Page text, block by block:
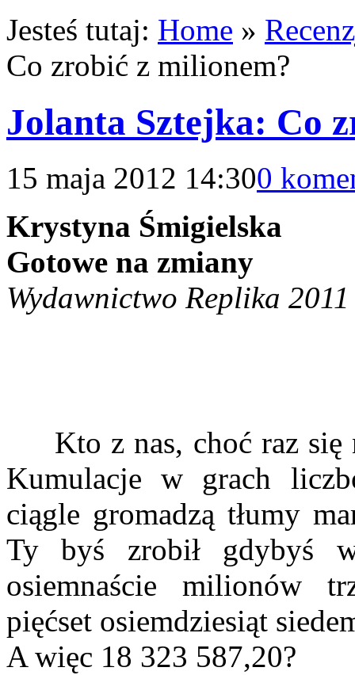
Jesteś tutaj: Home »
Co zrobić z milionem?
Jolanta Sztejka: Co
15 maja 2012 14:300
Krystyna Śmigielska
Gotowe na zmiany
Wydawnictwo Replika 2011
Kto z nas, choć raz się
Kumulacje w grach
ciągle gromadzą tłumy
Ty byś zrobił gdybyś
osiemnaście milionów
pięćset osiemdziesiąt
A więc 18 323 587,20?